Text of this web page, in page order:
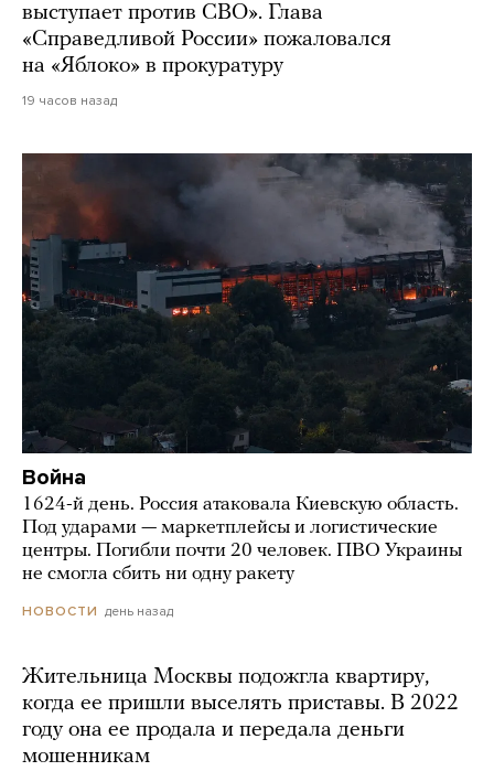
выступает против СВО». Глава
«Справедливой России» пожаловался
на «Яблоко» в прокуратуру
19 часов назад
Война
1624-й день. Россия атаковала Киевскую область.
Под ударами — маркетплейсы и логистические
центры. Погибли почти 20 человек. ПВО Украины
не смогла сбить ни одну ракету
НОВОСТИ день назад
Жительница Москвы подожгла квартиру,
когда ее пришли выселять приставы. В 2022
году она ее продала и передала деньги
мошенникам